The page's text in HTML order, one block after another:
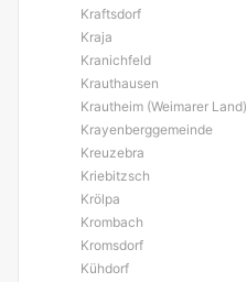
Kraftsdorf
Kraja
Kranichfeld
Krauthausen
Krautheim (Weimarer Land)
Krayenberggemeinde
Kreuzebra
Kriebitzsch
Krölpa
Krombach
Kromsdorf
Kühdorf